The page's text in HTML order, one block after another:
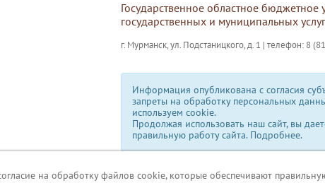
Государственное областное
государственных и муниципальных
г. Мурманск, ул. Подстаницкого, д. 1 | телефон: 8
Информация опубликована с согласия
запреты на обработку персональных
используем сookie.
Продолжая использовать наш сайт, вы
правильную работу сайта. Подробнее.
на обработку файлов cookie, которые обеспечивают